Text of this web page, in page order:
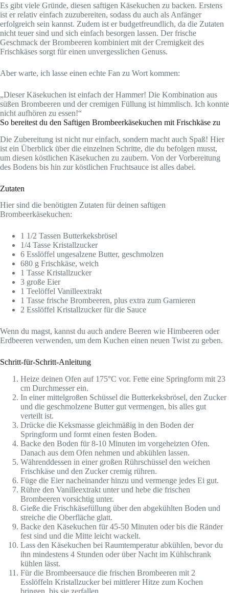
Es gibt viele Gründe, diesen saftigen Käsekuchen zu backen. Erstens
ist er relativ einfach zuzubereiten, sodass du auch als Anfänger
erfolgreich sein kannst. Zudem ist er budgetfreundlich, da die Zutaten
nicht teuer sind und sich einfach besorgen lassen. Der frische
Geschmack der Brombeeren kombiniert mit der Cremigkeit des
Frischkäses sorgt für einen unvergesslichen Genuss.
Aber warte, ich lasse einen echte Fan zu Wort kommen:
„Dieser Käsekuchen ist einfach der Hammer! Die Kombination aus
süßen Brombeeren und der cremigen Füllung ist himmlisch. Ich konnte
nicht aufhören zu essen!“
So bereitest du den Saftigen Brombeerkäsekuchen mit Frischkäse zu
Die Zubereitung ist nicht nur einfach, sondern macht auch Spaß! Hier
ist ein Überblick über die einzelnen Schritte, die du befolgen musst,
um diesen köstlichen Käsekuchen zu zaubern. Von der Vorbereitung
des Bodens bis hin zur köstlichen Fruchtsauce ist alles dabei.
Zutaten
Hier sind die benötigten Zutaten für deinen saftigen
Brombeerkäsekuchen:
1 1/2 Tassen Butterkeksbrösel
1/4 Tasse Kristallzucker
6 Esslöffel ungesalzene Butter, geschmolzen
680 g Frischkäse, weich
1 Tasse Kristallzucker
3 große Eier
1 Teelöffel Vanilleextrakt
1 Tasse frische Brombeeren, plus extra zum Garnieren
2 Esslöffel Kristallzucker für die Sauce
Wenn du magst, kannst du auch andere Beeren wie Himbeeren oder
Erdbeeren verwenden, um dem Kuchen einen neuen Twist zu geben.
Schritt-für-Schritt-Anleitung
Heize deinen Ofen auf 175°C vor. Fette eine Springform mit 23
cm Durchmesser ein.
In einer mittelgroßen Schüssel die Butterkeksbrösel, den Zucker
und die geschmolzene Butter gut vermengen, bis alles gut
verteilt ist.
Drücke die Keksmasse gleichmäßig in den Boden der
Springform und formt einen festen Boden.
Backe den Boden für 8-10 Minuten im vorgeheizten Ofen.
Danach aus dem Ofen nehmen und abkühlen lassen.
Währenddessen in einer großen Rührschüssel den weichen
Frischkäse und den Zucker cremig rühren.
Füge die Eier nacheinander hinzu und vermenge jedes Ei gut.
Rühre den Vanilleextrakt unter und hebe die frischen
Brombeeren vorsichtig unter.
Gieße die Frischkäsefüllung über den abgekühlten Boden und
streiche die Oberfläche glatt.
Backe den Käsekuchen für 45-50 Minuten oder bis die Ränder
fest sind und die Mitte leicht wackelt.
Lass den Käsekuchen bei Raumtemperatur abkühlen, bevor du
ihn mindestens 4 Stunden oder über Nacht im Kühlschrank
kühlen lässt.
Für die Brombeersauce die frischen Brombeeren mit 2
Esslöffeln Kristallzucker bei mittlerer Hitze zum Kochen